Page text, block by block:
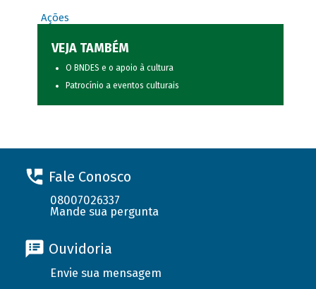
Ações
VEJA TAMBÉM
O BNDES e o apoio à cultura
Patrocínio a eventos culturais
Fale Conosco
08007026337
Mande sua pergunta
Ouvidoria
Envie sua mensagem